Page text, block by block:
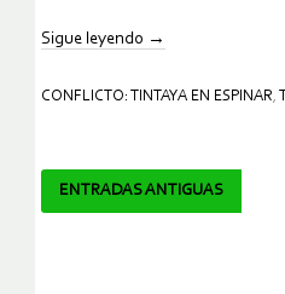
Sigue leyendo →
CONFLICTO: TINTAYA EN ESPINAR,
Navegador
ENTRADAS ANTIGUAS